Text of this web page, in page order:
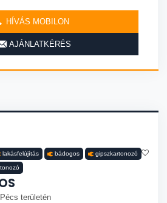
HÍVÁS MOBILON
AJÁNLATKÉRÉS
lakásfelújítás bádogos gipszkartonozó
területén